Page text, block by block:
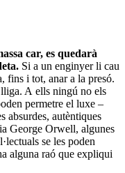
car, es quedarà
Si a un enginyer li cau
fins i tot, anar a la presó.
A ells ningú no els
permetre el luxe –
absurdes, autèntiques
George Orwell, algunes
se les poden
alguna raó que expliqui